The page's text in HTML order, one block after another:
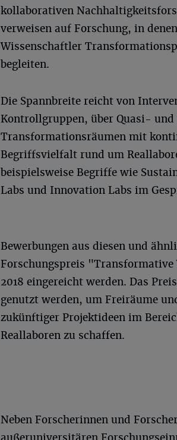
kollaborativen
verweisen auf Forschung, in
Wissenschaftler
begleiten.
Die Spannbreite reicht von
Kontrollgruppen, über Quasi-
Transformationsräumen mit
Begriffsvielfalt rund um
beispielsweise Begriffe wie
Labs und Innovation Labs im
Bewerbungen aus diesen und
Forschungspreis "Transformative
2018 eingereicht werden. Das
genutzt werden, um Freiräume
zukünftiger Projektideen im
Reallaboren zu schaffen.
Neben Forscherinnen und